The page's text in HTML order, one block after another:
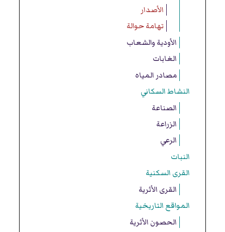
الأصدار
تهامة حوالة
الأودية والشعاب
الغابات
مصادر المياه
النشاط السكاني
الصناعة
الزراعة
الرعي
النبات
القرى السكنية
القرى الأثرية
المواقع التاريخية
الحصون الأثرية